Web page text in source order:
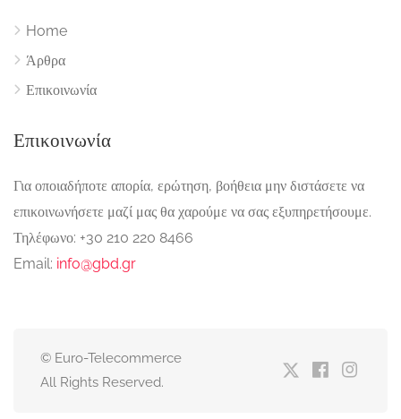
Home
Άρθρα
Επικοινωνία
Επικοινωνία
Για οποιαδήποτε απορία, ερώτηση, βοήθεια μην διστάσετε να
επικοινωνήσετε μαζί μας θα χαρούμε να σας εξυπηρετήσουμε.
Τηλέφωνο: +30 210 220 8466
Email: info@gbd.gr
© Euro-Telecommerce
All Rights Reserved.